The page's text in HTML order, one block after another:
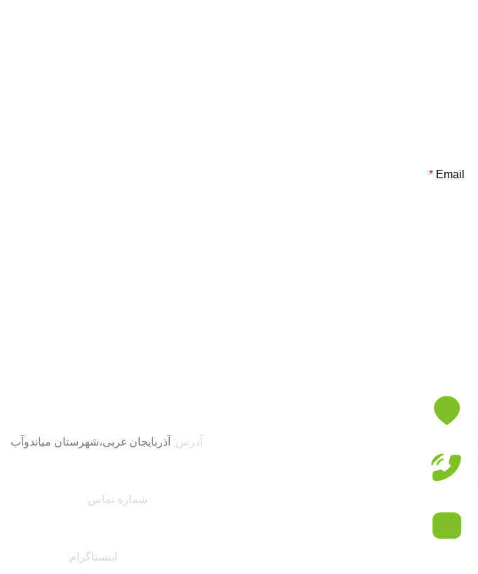
Email
*
آدرس: آذربایجان غربی،شهرستان میاندوآب
شماره تماس:
اینستاگرام: